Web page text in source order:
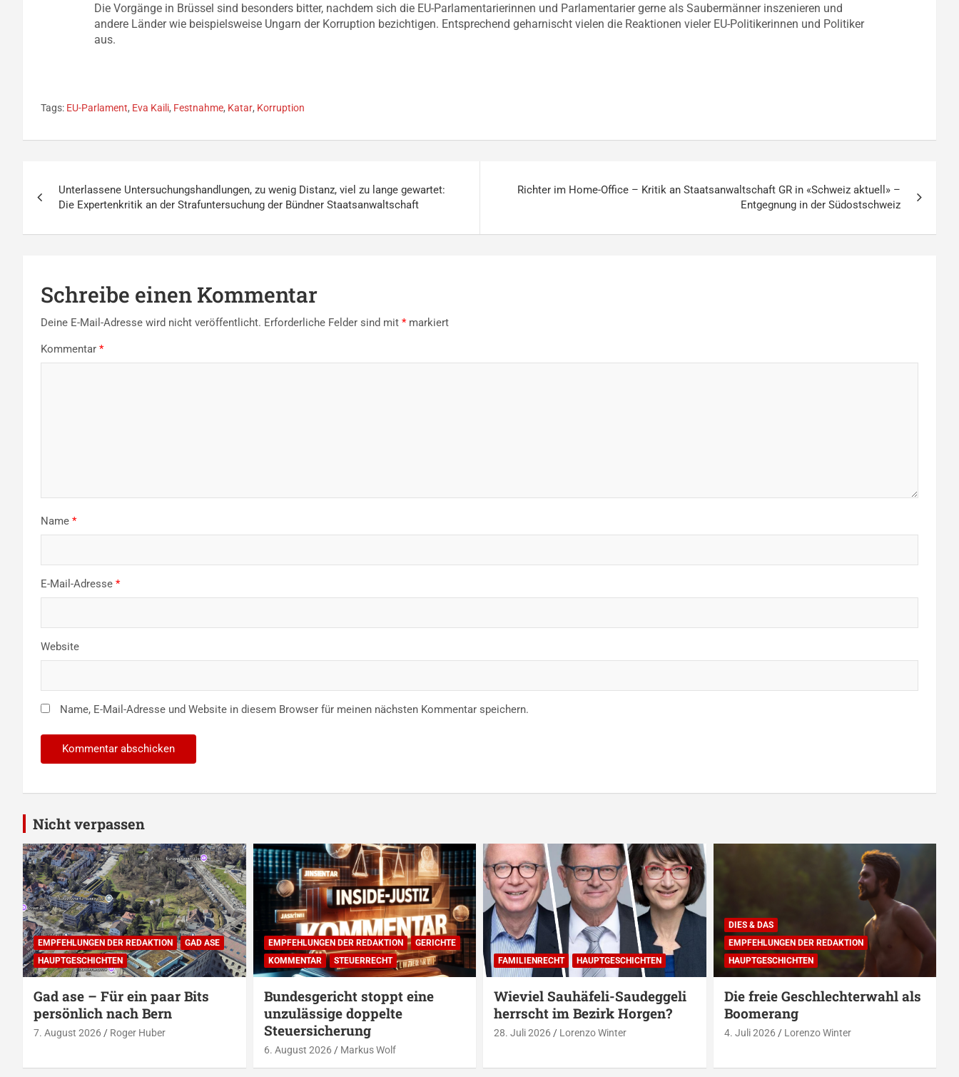
Die Vorgänge in Brüssel sind besonders bitter, nachdem sich die EU-Parlamentarierinnen und Parlamentarier gerne als Saubermänner inszenieren und
andere Länder wie beispielsweise Ungarn der Korruption bezichtigen. Entsprechend geharnischt vielen die Reaktionen vieler EU-Politikerinnen und Politiker
aus.
Tags: EU-Parlament, Eva Kaili, Festnahme, Katar, Korruption
Unterlassene Untersuchungshandlungen, zu wenig Distanz, viel zu lange gewartet:
Die Expertenkritik an der Strafuntersuchung der Bündner Staatsanwaltschaft
Richter im Home-Office – Kritik an Staatsanwaltschaft GR in «Schweiz aktuell» –
Entgegnung in der Südostschweiz
Schreibe einen Kommentar
Deine E-Mail-Adresse wird nicht veröffentlicht. Erforderliche Felder sind mit *markiert
Kommentar *
Name *
E-Mail-Adresse *
Website
Name, E-Mail-Adresse und Website in diesem Browser für meinen nächsten Kommentar speichern.
Nicht verpassen
EMPFEHLUNGEN DER REDAKTION
GAD ASE
HAUPTGESCHICHTEN
Gad ase – Für ein paar Bits
persönlich nach Bern
7. August 2026 Roger Huber
EMPFEHLUNGEN DER REDAKTION
GERICHTE
KOMMENTAR
STEUERRECHT
Bundesgericht stoppt eine
unzulässige doppelte
Steuersicherung
6. August 2026 Markus Wolf
FAMILIENRECHT HAUPTGESCHICHTEN
Wieviel Sauhäfeli-Saudeggeli
herrscht im Bezirk Horgen?
28. Juli 2026 Lorenzo Winter
DIES & DAS
EMPFEHLUNGEN DER REDAKTION
HAUPTGESCHICHTEN
Die freie Geschlechterwahl als
Boomerang
4. Juli 2026 Lorenzo Winter